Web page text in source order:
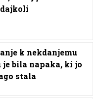
k nekdanjemu
je bila napaka, ki jo
stala